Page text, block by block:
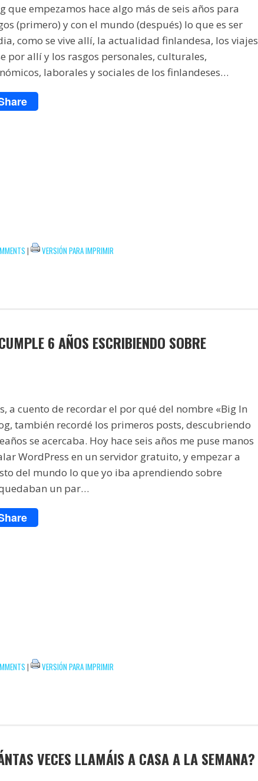
que empezamos hace algo más de seis años para
(primero) y con el mundo (después) lo que es ser
como se vive allí, la actualidad finlandesa, los viajes
por allí y los rasgos personales, culturales,
laborales y sociales de los finlandeses…
| VERSIÓN PARA IMPRIMIR
6 AÑOS ESCRIBIENDO SOBRE
a cuento de recordar el por qué del nombre «Big In
también recordé los primeros posts, descubriendo
se acercaba. Hoy hace seis años me puse manos
WordPress en un servidor gratuito, y empezar a
del mundo lo que yo iba aprendiendo sobre
un par…
| VERSIÓN PARA IMPRIMIR
VECES LLAMÁIS A CASA A LA SEMANA?